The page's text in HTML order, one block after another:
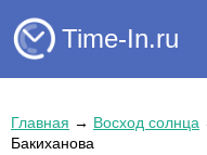
Time-In.ru
Главная → Восход солнца
Бакиханова